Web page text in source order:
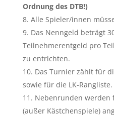
Ordnung des DTB!)
Alle Spieler/innen
Das Nenngeld beträgt
Teilnehmerentgeld pro
zu entrichten.
Das Turnier zählt für
sowie für die LK-Rangliste.
Nebenrunden werden
(außer Kästchenspiele)